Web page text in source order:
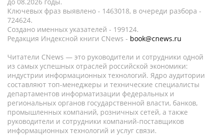
до 08.2026 годы.
Ключевых фраз выявлено - 1463018, в очереди разбора -
724624.
Создано именных указателей - 199124.
Редакция Индексной книги CNews - book@cnews.ru
Читатели CNews — это руководители и сотрудники одной
из самых успешных отраслей российской экономики:
индустрии информационных технологий. Ядро аудитории
составляют топ-менеджеры и технические специалисты
департаментов информатизации федеральных и
региональных органов государственной власти, банков,
промышленных компаний, розничных сетей, а также
руководители и сотрудники компаний-поставщиков
информационных технологий и услуг связи.